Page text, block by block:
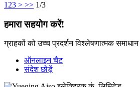
1 23 > >> 1/3
हमारा सहयोग करें!
ग्राहकों को उच्च प्रदर्शन विश्लेषणात्मक
ऑनलाइन चैट
संदेश छोड़ें